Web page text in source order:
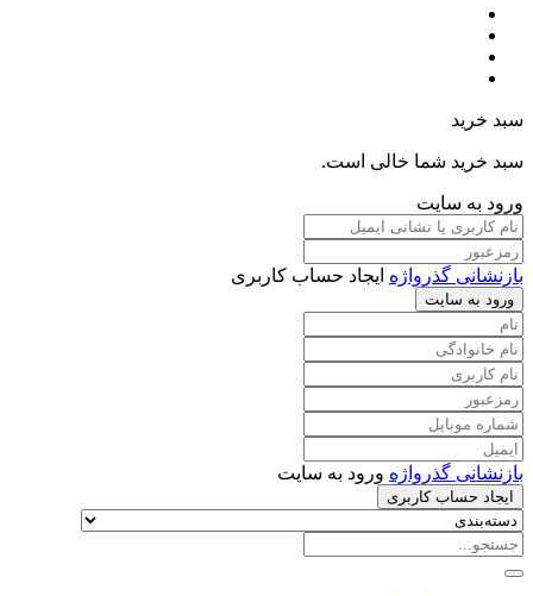
سبد خرید
سبد خرید شما خالی است.
ورود به سایت
بازنشانی گذرواژه ایجاد حساب کاربری
ورود به سایت
بازنشانی گذرواژه ورود به سایت
ایجاد حساب کاربری